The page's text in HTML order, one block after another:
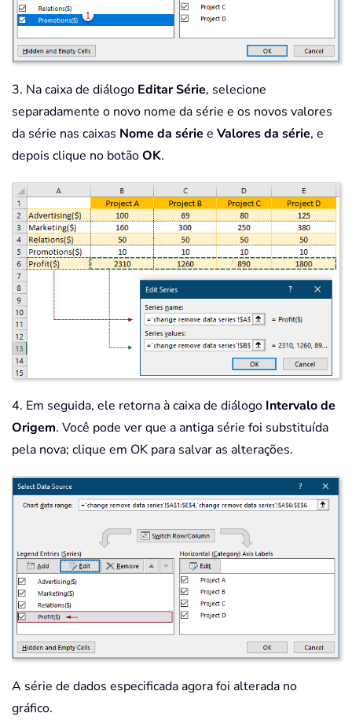
3. Na caixa de diálogo Editar Série, selecione
separadamente o novo nome da série e os novos valores
da série nas caixas Nome da série e Valores da série, e
depois clique no botãoOK.
4. Em seguida, ele retorna à caixa de diálogo Intervalo de
Origem. Você pode ver que a antiga série foi substituída
pela nova; clique em OK para salvar as alterações.
A série de dados especificada agora foi alterada no
gráfico.